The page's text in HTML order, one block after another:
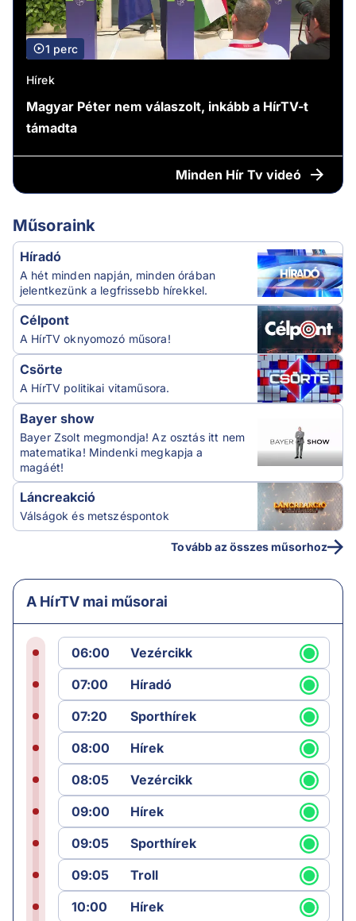
1 perc
Hírek
Magyar Péter nem válaszolt, inkább a HírTV-t
támadta
Minden Hír Tv videó
Műsoraink
Híradó
A hét minden napján, minden órában
jelentkezünk a legfrissebb hírekkel.
Célpont
A HírTV oknyomozó műsora!
Csörte
A HírTV politikai vitaműsora.
Bayer show
Bayer Zsolt megmondja! Az osztás itt nem
matematika! Mindenki megkapja a
magáét!
Láncreakció
Válságok és metszéspontok
Tovább az összes műsorhoz
A HírTV mai műsorai
06:00
Vezércikk
07:00
Híradó
07:20
Sporthírek
08:00
Hírek
08:05
Vezércikk
09:00
Hírek
09:05
Sporthírek
09:05
Troll
10:00
Hírek